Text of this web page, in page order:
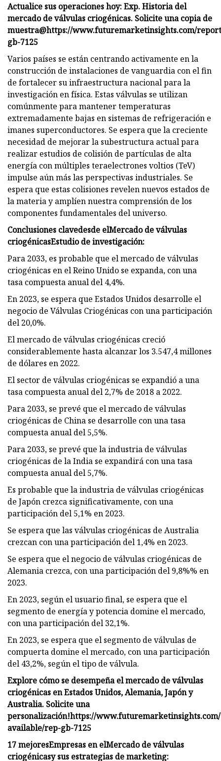
Actualice sus operaciones hoy: Exp.Historia del
mercado de válvulas criogénicas. Solicite una copia de
muestra@https://www.futuremarketinsights.com/
gb-7125
Varios países se están centrando activamente en la
construcción de instalaciones de vanguardia con el fin
de fortalecer su infraestructura nacional para la
investigación en física. Estas válvulas se utilizan
comúnmente para mantener temperaturas
extremadamente bajas en sistemas de refrigeración e
imanes superconductores. Se espera que la creciente
necesidad de mejorar la subestructura actual para
realizar estudios de colisión de partículas de alta
energía con múltiples teraelectrones voltios (TeV)
impulse aún más las perspectivas industriales. Se
espera que estas colisiones revelen nuevos estados de
la materia y amplíen nuestra comprensión de los
componentes fundamentales del universo.
Conclusiones clavedesde elMercado de válvulas
criogénicasEstudio de investigación:
Para 2033, es probable que el mercado de válvulas
criogénicas en el Reino Unido se expanda, con una
tasa compuesta anual del 4,4%.
En 2023, se espera que Estados Unidos desarrolle el
negocio de Válvulas Criogénicas con una participación
del 20,0%.
El mercado de válvulas criogénicas creció
considerablemente hasta alcanzar los 3.547,4 millones
de dólares en 2022.
El sector de válvulas criogénicas se expandió a una
tasa compuesta anual del 2,7% de 2018 a 2022.
Para 2033, se prevé que el mercado de válvulas
criogénicas de China se desarrolle con una tasa
compuesta anual del 5,5%.
Para 2033, se prevé que la industria de válvulas
criogénicas de la India se expandirá con una tasa
compuesta anual del 5,7%.
Es probable que la industria de válvulas criogénicas
de Japón crezca significativamente, con una
participación del 5,1% en 2023.
Se espera que las válvulas criogénicas de Australia
crezcan con una participación del 1,4% en 2023.
Se espera que el negocio de válvulas criogénicas de
Alemania crezca, con una participación del 9,8%% en
2023.
En 2023, según el usuario final, se espera que el
segmento de energía y potencia domine el mercado,
con una participación del 32,1%.
En 2023, se espera que el segmento de válvulas de
compuerta domine el mercado, con una participación
del 43,2%, según el tipo de válvula.
Explore cómo se desempeña el mercado de válvulas
criogénicas en Estados Unidos, Alemania, Japón y
Australia. Solicite una
personalización!https://
available/rep-gb-7125
17 mejoresEmpresas en elMercado de válvulas
criogénicasy sus estrategias de marketing: